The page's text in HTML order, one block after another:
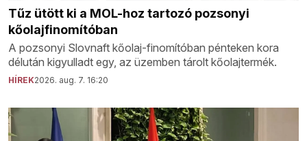
Tűz ütött ki a MOL-hoz tartozó pozsonyi
kőolajfinomítóban
A pozsonyi Slovnaft kőolaj-finomítóban pénteken kora
délután kigyulladt egy, az üzemben tárolt kőolajtermék.
HÍREK2026. aug. 7. 16:20